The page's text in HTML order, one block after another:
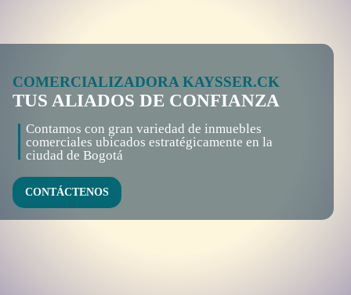
COMERCIALIZADORA KAYSSER.CK
TUS ALIADOS DE CONFIANZA
Contamos con gran variedad de inmuebles
comerciales ubicados estratégicamente en la
ciudad de Bogotá
CONTÁCTENOS